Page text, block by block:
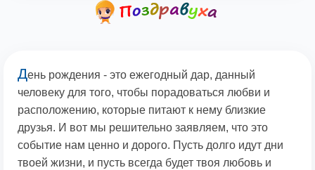
День рождения - это ежегодный дар, данный
человеку для того, чтобы порадоваться любви и
расположению, которые питают к нему близкие
друзья. И вот мы решительно заявляем, что это
событие нам ценно и дорого. Пусть долго идут дни
твоей жизни, и пусть всегда будет твоя любовь и